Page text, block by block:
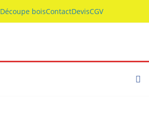
Découpe boisContactDevisCGV